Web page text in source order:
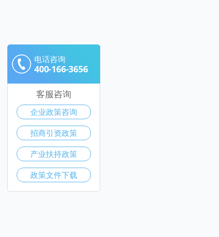
电话咨询
400-166-3656
客服咨询
企业政策咨询
招商引资政策
产业扶持政策
政策文件下载